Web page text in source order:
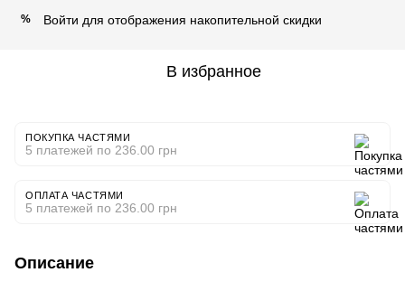
% Войти для отображения накопительной скидки
В избранное
ПОКУПКА ЧАСТЯМИ
5 платежей по 236.00 грн
ОПЛАТА ЧАСТЯМИ
5 платежей по 236.00 грн
Описание